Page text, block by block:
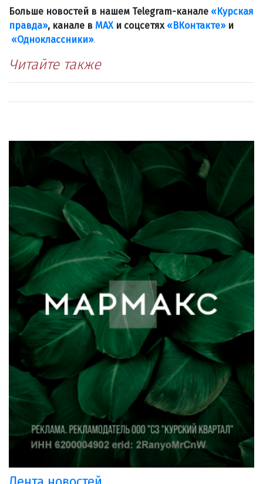
Больше новостей в нашем Telegram-канале «Курская
правда», канале в МАХи соцсетях «ВКонтакте»и
«Одноклассники».
Читайте также